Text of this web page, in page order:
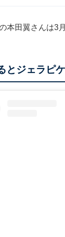
本田翼さんは3
とジェラピ